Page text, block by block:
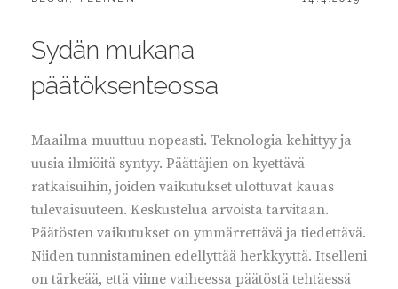
Sydän mukana
päätöksenteossa
Maailma muuttuu nopeasti. Teknologia kehittyy ja
uusia ilmiöitä syntyy. Päättäjien on kyettävä
ratkaisuihin, joiden vaikutukset ulottuvat kauas
tulevaisuuteen. Keskustelua arvoista tarvitaan.
Päätösten vaikutukset on ymmärrettävä ja tiedettävä.
Niiden tunnistaminen edellyttää herkkyyttä. Itselleni
on tärkeää, että viime vaiheessa päätöstä tehtäessä